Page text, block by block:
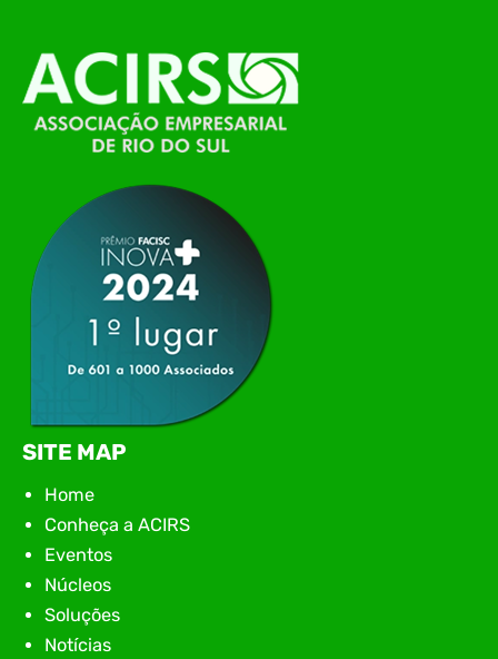
ACIRS, Jardel José Busarello, com os núcleos…
SITE MAP
Home
Conheça a ACIRS
Eventos
Núcleos
Soluções
Notícias